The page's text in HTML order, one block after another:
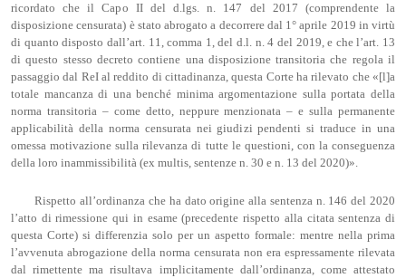
ricordato che il Capo II del d.lgs. n. 147 del 2017 (comprendente la
disposizione censurata) è stato abrogato a decorrere dal 1° aprile 2019 in virtù
di quanto disposto dall’art. 11, comma 1, del d.l. n. 4 del 2019, e che l’art. 13
di questo stesso decreto contiene una disposizione transitoria che regola il
passaggio dal ReI al reddito di cittadinanza, questa Corte ha rilevato che «[l]a
totale mancanza di una benché minima argomentazione sulla portata della
norma transitoria – come detto, neppure menzionata – e sulla permanente
applicabilità della norma censurata nei giudizi pendenti si traduce in una
omessa motivazione sulla rilevanza di tutte le questioni, con la conseguenza
della loro inammissibilità (ex multis, sentenze n. 30 e n. 13 del 2020)».
Rispetto all’ordinanza che ha dato origine alla sentenza n. 146 del 2020
l’atto di rimessione qui in esame (precedente rispetto alla citata sentenza di
questa Corte) si differenzia solo per un aspetto formale: mentre nella prima
l’avvenuta abrogazione della norma censurata non era espressamente rilevata
dal rimettente ma risultava implicitamente dall’ordinanza, come attestato